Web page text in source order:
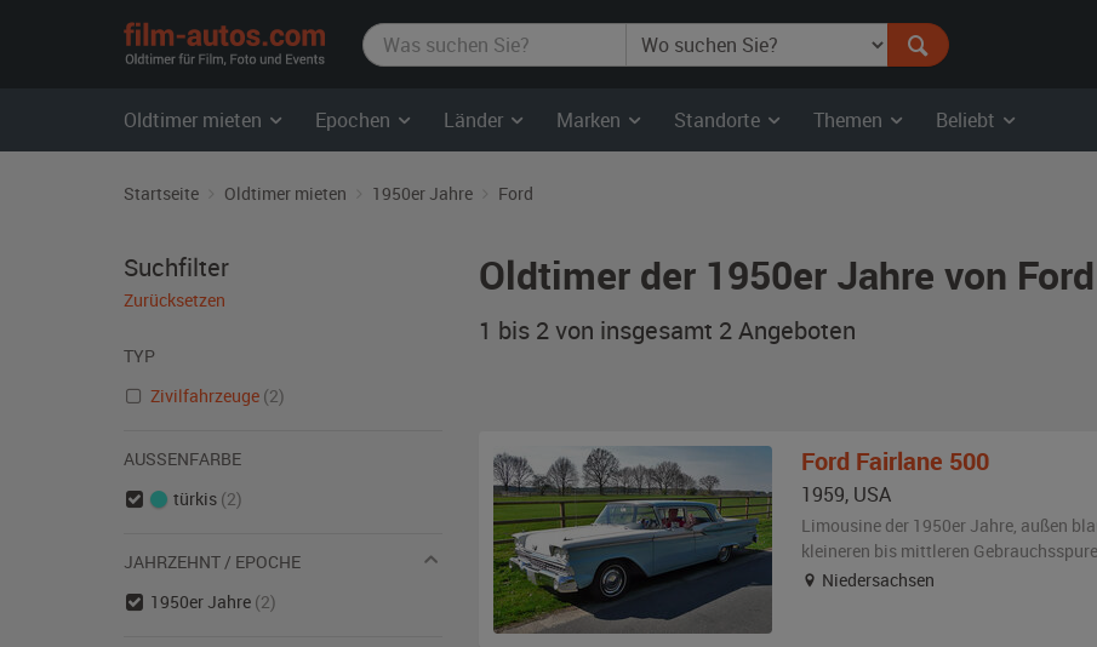
film-
autos.com
Oldtimer mieten Epochen Länder Marken Standorte Themen Beliebt
Startseite Oldtimer mieten 1950er Jahre Ford
Oldtimer der 1950er Jahre von
1 bis 2 von insgesamt 2Angeboten
Ford Fairlane 500
1959, USA
Limousine der 1950er Jahre, außen
kleineren bis mittleren
Niedersachsen
Suchfilter
Zurücksetzen
TYP
Zivilfahrzeuge (2)
AUSSENFARBE
türkis (2)
JAHRZEHNT / EPOCHE
1950er Jahre (2)